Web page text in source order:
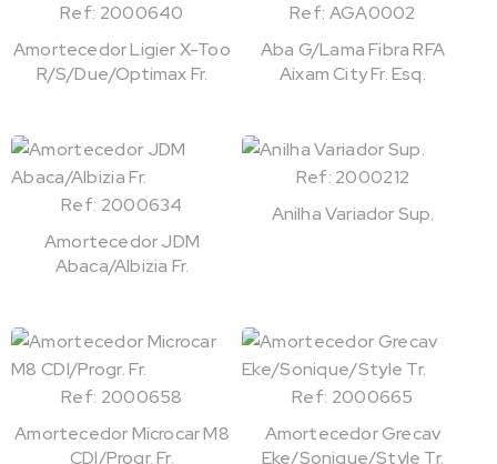
Ref: 2000640
Amortecedor Ligier X-Too
R/S/Due/Optimax Fr.
Ref: AGA0002
Aba G/Lama Fibra RFA
Aixam City Fr. Esq.
Ref: 2000634
Amortecedor JDM
Abaca/Albizia Fr.
Ref: 2000212
Anilha Variador Sup.
Ref: 2000658
Amortecedor Microcar M8
CDI/Progr. Fr.
Ref: 2000665
Amortecedor Grecav
Eke/Sonique/Style Tr.